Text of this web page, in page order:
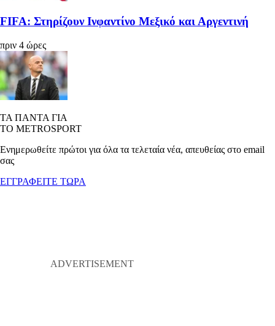
FIFA: Στηρίζουν Ινφαντίνο Μεξικό και Αργεντινή
πριν 4 ώρες
ΤΑ ΠΑΝΤΑ ΓΙΑ
ΤΟ METROSPORT
Ενημερωθείτε πρώτοι για όλα τα τελεταία νέα, απευθείας στο email
σας
ΕΓΓΡΑΦΕΙΤΕ ΤΩΡΑ